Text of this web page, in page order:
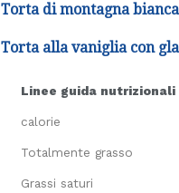
Torta di montagna
Torta alla vaniglia con
Linee guida nutrizionali
calorie
Totalmente grasso
Grassi saturi